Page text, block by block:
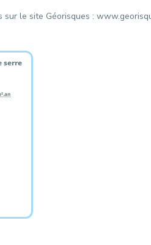
le site Géorisques :
serre